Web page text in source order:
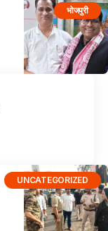
भोजपुरी
UNCATEGORIZED